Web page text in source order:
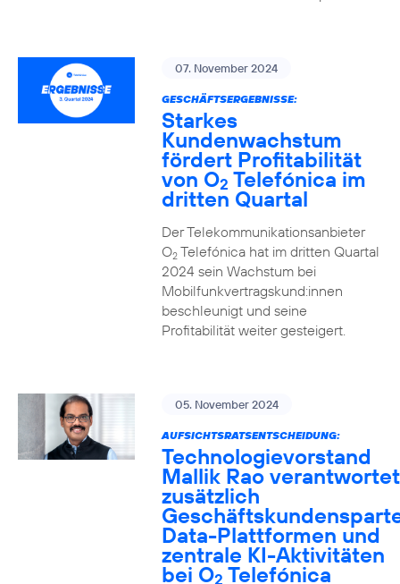
07. November 2024
GESCHÄFTSERGEBNISSE:
Starkes
Kundenwachstum
fördert Profitabilität
von O2 Telefónica im
dritten Quartal
Der Telekommunikationsanbieter
O2Telefónica hat im dritten Quartal
2024 sein Wachstum bei
Mobilfunkvertragskund:innen
beschleunigt und seine
Profitabilität weiter gesteigert.
05. November 2024
AUFSICHTSRATSENTSCHEIDUNG:
Technologievorstand
Mallik Rao verantwortet
zusätzlich
Data-Plattformen und
zentrale KI-Aktivitäten
bei O2 Telefónica